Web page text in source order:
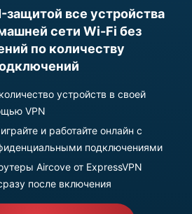
все устройства
сети Wi-Fi без
по количеству
устройств в своей
VPN
и работайте онлайн с
подключениями
Aircove от ExpressVPN
после включения